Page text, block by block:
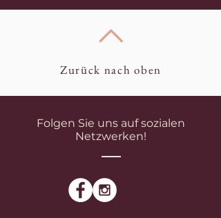
Zurück nach oben
Folgen Sie uns auf sozialen
Netzwerken!